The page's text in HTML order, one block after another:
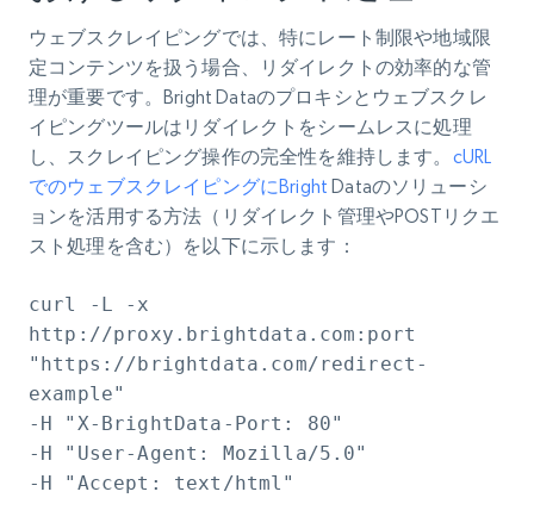
ウェブスクレイピングでは、特にレート制限や地域限
定コンテンツを扱う場合、リダイレクトの効率的な管
理が重要です。Bright Dataのプロキシとウェブスクレ
イピングツールはリダイレクトをシームレスに処理
し、スクレイピング操作の完全性を維持します。 cURL
でのウェブスクレイピングにBright Dataのソリューシ
ョンを活用する方法（リダイレクト管理やPOSTリクエ
スト処理を含む）を以下に示します：
curl -L -x
http://proxy.brightdata.com:port
"https://brightdata.com/redirect-
example"
-H "X-BrightData-Port: 80"
-H "User-Agent: Mozilla/5.0"
-H "Accept: text/html"